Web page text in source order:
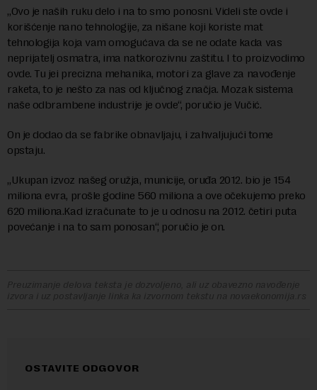
„Ovo je naših ruku delo i na to smo ponosni. Videli ste ovde i
korišćenje nano tehnologije, za nišane koji koriste mat
tehnologija koja vam omogućava da se ne odate kada vas
neprijatelj osmatra, ima natkorozivnu zaštitu. I to proizvodimo
ovde. Tu jei precizna mehanika, motori za glave za navođenje
raketa, to je nešto za nas od ključnog značja. Mozak sistema
naše odbrambene industrije je ovde“, poručio je Vučić.
On je dodao da se fabrike obnavljaju, i zahvaljujući tome
opstaju.
„Ukupan izvoz našeg oružja, municije, oruđa 2012. bio je 154
miliona evra, prošle godine 560 miliona a ove očekujemo preko
620 miliona.Kad izračunate to je u odnosu na 2012. četiri puta
povećanje i na to sam ponosan“, poručio je on.
Preuzimanje delova teksta je dozvoljeno, ali uz obavezno navođenje
izvora i uz postavljanje linka ka izvornom tekstu na novaekonomija.rs
OSTAVITE ODGOVOR